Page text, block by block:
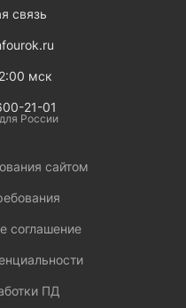
связь
мск
21-01
России
сайтом
соглашение
ПД